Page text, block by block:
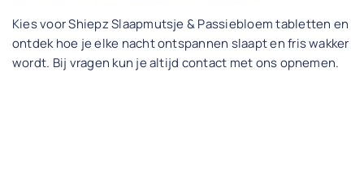
Kies voor Shiepz Slaapmutsje & Passiebloem tabletten en
ontdek hoe je elke nacht ontspannen slaapt en fris wakker
wordt. Bij vragen kun je altijd contact met ons opnemen.